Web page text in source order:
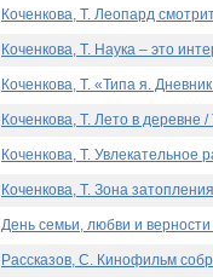
Коченкова, Т. Леопард
Коченкова, Т. Наука – это
Коченкова, Т. «Типа я.
Коченкова, Т. Лето в деревне
Коченкова, Т. Увлекательное
Коченкова, Т. Зона
День семьи, любви и
Рассказов, С. Кинофильм